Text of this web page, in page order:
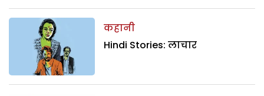
कहानी
Hindi Stories: लाचार